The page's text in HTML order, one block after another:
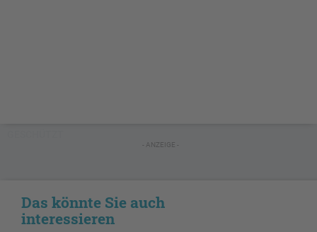
- ANZEIGE -
Das könnte Sie auch
interessieren